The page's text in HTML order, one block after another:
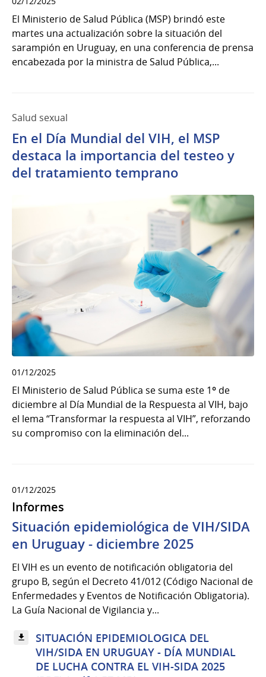
El Ministerio de Salud Pública (MSP) brindó este
martes una actualización sobre la situación del
sarampión en Uruguay, en una conferencia de prensa
encabezada por la ministra de Salud Pública,...
Salud sexual
En el Día Mundial del VIH, el MSP
destaca la importancia del testeo y
del tratamiento temprano
01/12/2025
El Ministerio de Salud Pública se suma este 1º de
diciembre al Día Mundial de la Respuesta al VIH, bajo
el lema “Transformar la respuesta al VIH”, reforzando
su compromiso con la eliminación del...
01/12/2025
Informes
Situación epidemiológica de VIH/SIDA
en Uruguay - diciembre 2025
El VIH es un evento de notificación obligatoria del
grupo B, según el Decreto 41/012 (Código Nacional de
Enfermedades y Eventos de Notificación Obligatoria).
La Guía Nacional de Vigilancia y...
SITUACIÓN EPIDEMIOLOGICA DEL
VIH/SIDA EN URUGUAY - DÍA MUNDIAL
DE LUCHA CONTRA EL VIH-SIDA 2025